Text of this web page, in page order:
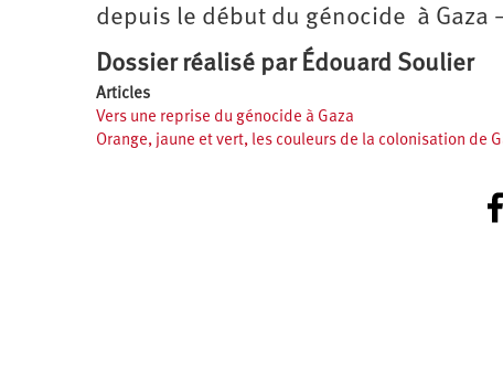
depuis le début du génocide à Gaza
Dossier réalisé par Édouard Soulier
Articles
Vers une reprise du génocide à Gaza
Orange, jaune et vert, les couleurs de la colonisation de